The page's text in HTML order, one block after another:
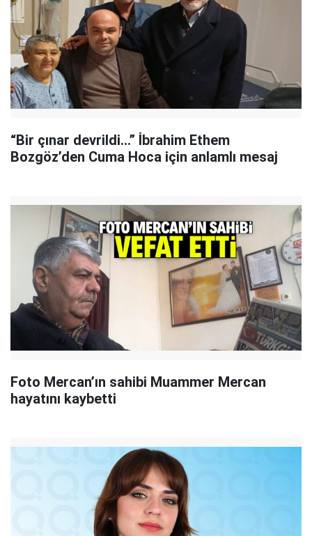
“Bir çınar devrildi…” İbrahim Ethem
Bozgöz’den Cuma Hoca için anlamlı mesaj
Foto Mercan’ın sahibi Muammer Mercan
hayatını kaybetti